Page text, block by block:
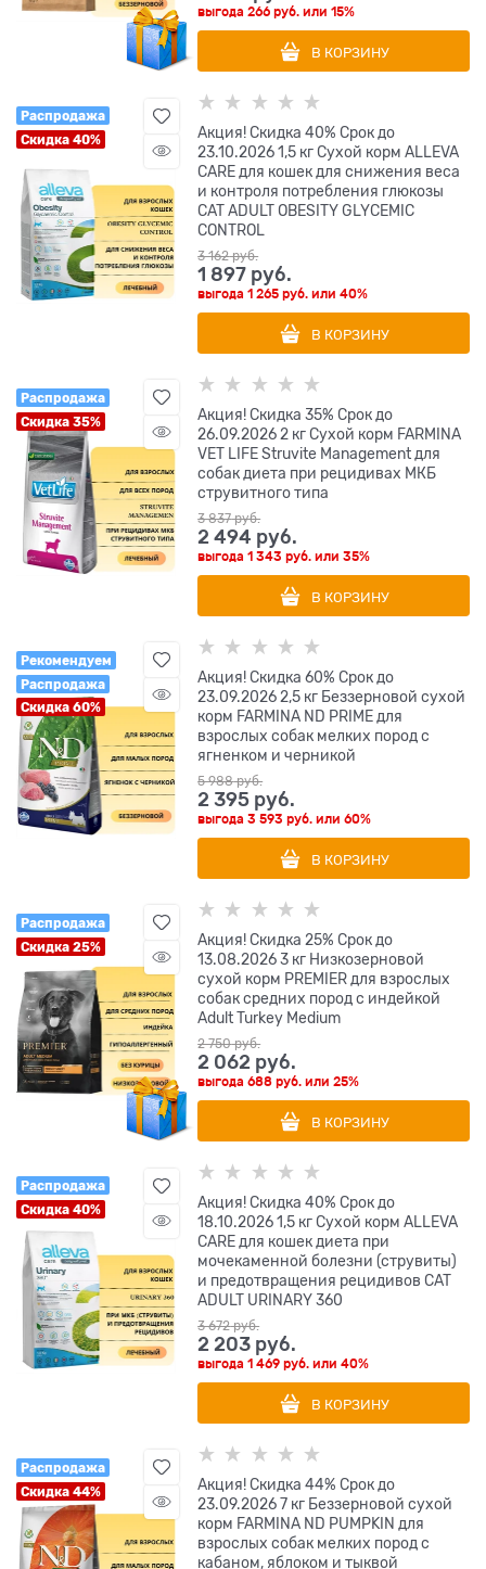
выгода266 руб. или15%
В КОРЗИНУ
Распродажа
Скидка 40%
Акция! Скидка 40% Срок до
23.10.2026 1,5 кг Сухой корм ALLEVA
CARE для кошек для снижения веса
и контроля потребления глюкозы
CAT ADULT OBESITY GLYCEMIC
CONTROL
3 162 руб.
1 897 руб.
выгода1 265 руб. или40%
В КОРЗИНУ
Распродажа
Скидка 35%
Акция! Скидка 35% Срок до
26.09.2026 2 кг Сухой корм FARMINA
VET LIFE Struvite Management для
собак диета при рецидивах МКБ
струвитного типа
3 837 руб.
2 494 руб.
выгода1 343 руб. или35%
В КОРЗИНУ
Рекомендуем
Распродажа
Скидка 60%
Акция! Скидка 60% Срок до
23.09.2026 2,5 кг Беззерновой cухой
корм FARMINA ND PRIME для
взрослых собак мелких пород с
ягненком и черникой
5 988 руб.
2 395 руб.
выгода3 593 руб. или60%
В КОРЗИНУ
Распродажа
Скидка 25%
Акция! Скидка 25% Срок до
13.08.2026 3 кг Низкозерновой
сухой корм PREMIER для взрослых
собак средних пород с индейкой
Adult Turkey Medium
2 750 руб.
2 062 руб.
выгода688 руб. или25%
В КОРЗИНУ
Распродажа
Скидка 40%
Акция! Скидка 40% Срок до
18.10.2026 1,5 кг Сухой корм ALLEVA
CARE для кошек диета при
мочекаменной болезни (струвиты)
и предотвращения рецидивов CAT
ADULT URINARY 360
3 672 руб.
2 203 руб.
выгода1 469 руб. или40%
В КОРЗИНУ
Распродажа
Скидка 44%
Акция! Скидка 44% Срок до
23.09.2026 7 кг Беззерновой cухой
корм FARMINA ND PUMPKIN для
взрослых собак мелких пород с
кабаном, яблоком и тыквой